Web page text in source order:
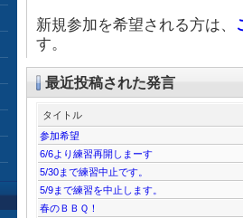
新規参加を希望される方は、
す。
最近投稿された発言
タイトル
参加希望
6/6より練習再開しまーす
5/30まで練習中止です。
5/9まで練習を中止します。
春のＢＢＱ！